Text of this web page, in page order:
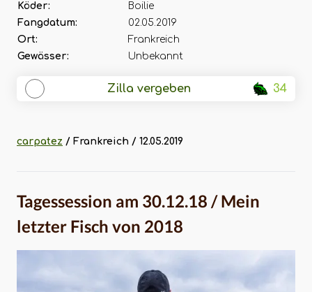
Köder:
Boilie
Fangdatum:
02.05.2019
Ort:
Frankreich
Gewässer:
Unbekannt
Zilla vergeben 34
carpatez / Frankreich / 12.05.2019
Tagessession am 30.12.18 / Mein
letzter Fisch von 2018